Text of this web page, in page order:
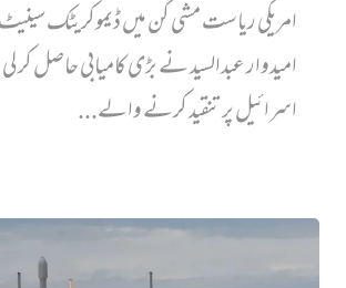
امریکی ریاست مشی گن میں ڈیموکریٹک
امیدوار عبدالسید نے بڑی کامیابی حاصل
اسرائیل پر تنقید کرنے والے...